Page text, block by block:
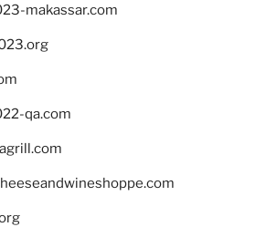
makassar.com
qa.com